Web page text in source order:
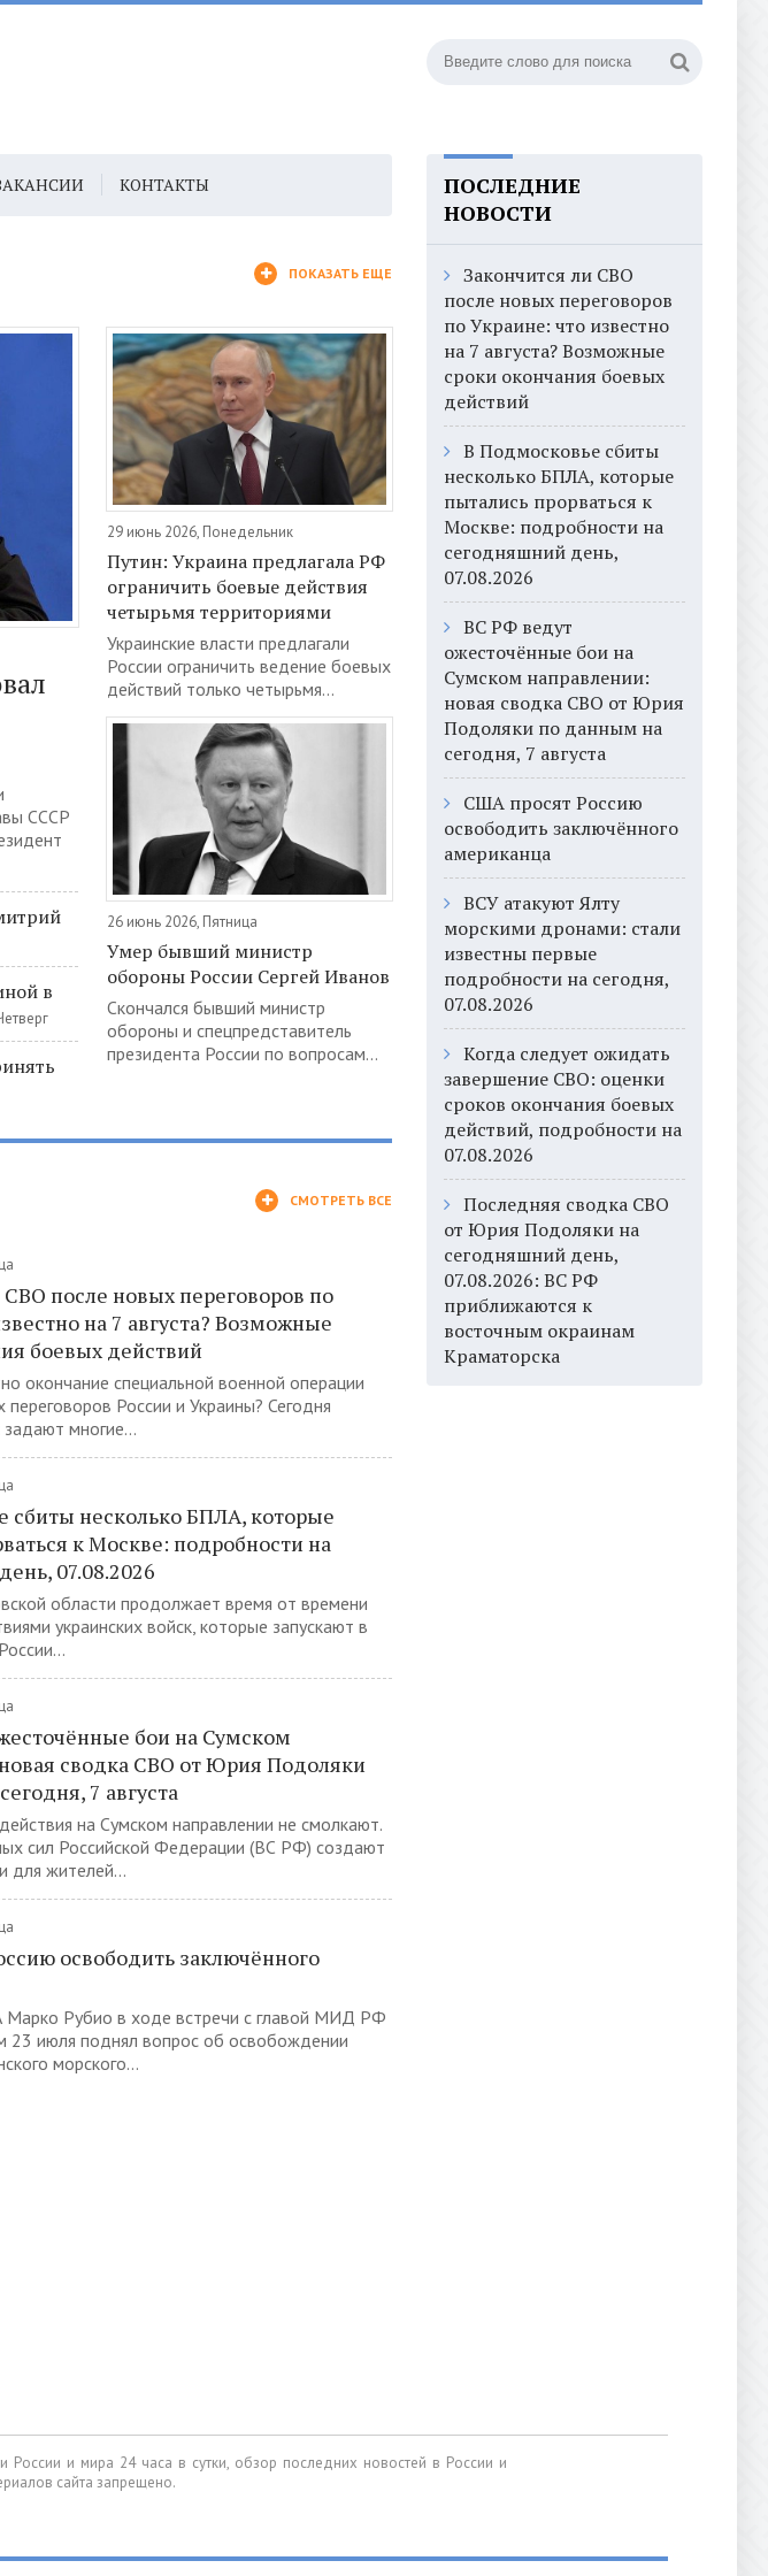
КОНТАКТЫ
ПОКАЗАТЬ ЕЩЕ
СССР
в
29 июнь 2026, Понедельник
Путин: Украина предлагала РФ
ограничить боевые действия
четырьмя территориями
Украинские власти предлагали
России ограничить ведение боевых
действий только четырьмя...
26 июнь 2026, Пятница
Умер бывший министр
обороны России Сергей Иванов
Скончался бывший министр
обороны и спецпредставитель
президента России по вопросам...
СМОТРЕТЬ ВСЕ
СВО после новых переговоров по
на 7 августа? Возможные
боевых действий
окончание специальной военной операции
России и Украины? Сегодня
многие...
сбиты несколько БПЛА, которые
к Москве: подробности на
07.08.2026
области продолжает время от времени
украинских войск, которые запускают в
бои на Сумском
сводка СВО от Юрия Подоляки
7 августа
на Сумском направлении не смолкают.
сил Российской Федерации (ВС РФ) создают
для жителей...
освободить заключённого
Марко Рубио в ходе встречи с главой МИД РФ
23 июля поднял вопрос об освобождении
морского...
ПОСЛЕДНИЕ
НОВОСТИ
Закончится ли СВО
после новых переговоров
по Украине: что известно
на 7 августа? Возможные
сроки окончания боевых
действий
В Подмосковье сбиты
несколько БПЛА, которые
пытались прорваться к
Москве: подробности на
сегодняшний день,
07.08.2026
ВС РФ ведут
ожесточённые бои на
Сумском направлении:
новая сводка СВО от Юрия
Подоляки по данным на
сегодня, 7 августа
США просят Россию
освободить заключённого
американца
ВСУ атакуют Ялту
морскими дронами: стали
известны первые
подробности на сегодня,
07.08.2026
Когда следует ожидать
завершение СВО: оценки
сроков окончания боевых
действий, подробности на
07.08.2026
Последняя сводка СВО
от Юрия Подоляки на
сегодняшний день,
07.08.2026: ВС РФ
приближаются к
восточным окраинам
Краматорска
России и мира 24 часа в сутки, обзор последних новостей в России и
сайта запрещено.